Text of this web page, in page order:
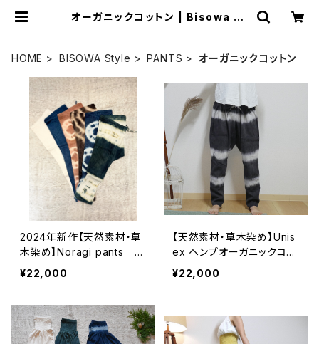
オーガニックコットン | Bisowa by
HOME BISOWA Style PANTS オーガニックコットン
2024年新作【天然素材・草
木染め】Noragi pants ヘ
ンプコットン
¥22,000
【天然素材・草木染め】Unis
ex ヘンプオーガニックコッ
トン ボトム
¥22,000